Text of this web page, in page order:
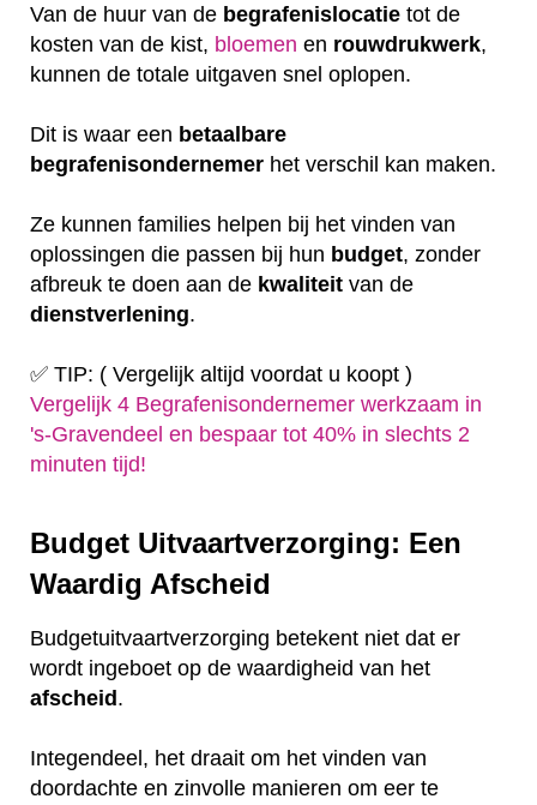
Van de huur van de begrafenislocatie tot de
kosten van de kist, bloemen en rouwdrukwerk,
kunnen de totale uitgaven snel oplopen.
Dit is waar een betaalbare
begrafenisondernemer het verschil kan maken.
Ze kunnen families helpen bij het vinden van
oplossingen die passen bij hun budget, zonder
afbreuk te doen aan de kwaliteit van de
dienstverlening.
✅ TIP: ( Vergelijk altijd voordat u koopt )
Vergelijk 4 Begrafenisondernemer werkzaam in
's-Gravendeel en bespaar tot 40% in slechts 2
minuten tijd!
Budget Uitvaartverzorging: Een
Waardig Afscheid
Budgetuitvaartverzorging betekent niet dat er
wordt ingeboet op de waardigheid van het
afscheid .
Integendeel, het draait om het vinden van
doordachte en zinvolle manieren om eer te